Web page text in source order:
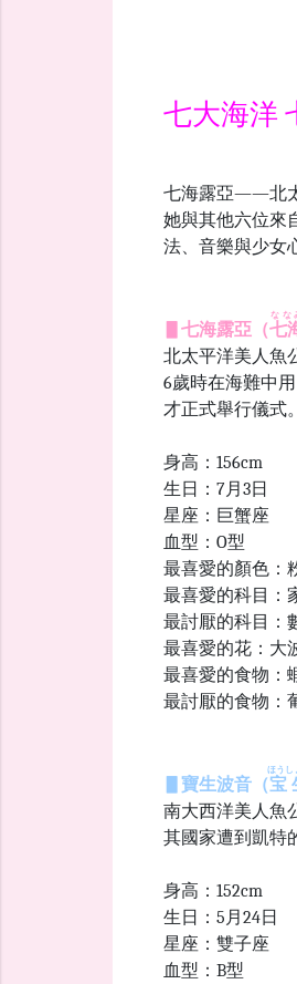
七大海洋
七海露亞——北太
她與其他六位來
法、音樂與少女
▋七海露亞（七
なな
北太平洋美人魚
6歲時在海難中
才正式舉行儀式。
身高：156cm
生日：7月3日
星座：巨蟹座
血型：O型
最喜愛的顏色：
最喜愛的科目：
最討厭的科目：
最喜愛的花：大
最喜愛的食物：
最討厭的食物：
寶生波音（宝
ほうし
南大西洋美人魚
其國家遭到凱特
身高：152cm
生日：5月24日
星座：雙子座
血型：B型